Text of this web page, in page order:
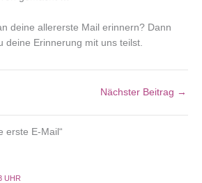
deine allererste Mail erinnern? Dann
deine Erinnerung mit uns teilst.
Nächster Beitrag →
erste E-Mail“
UHR